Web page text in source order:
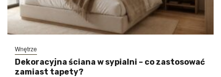
Wnętrze
Dekoracyjna ściana w sypialni – co zastosować
zamiast tapety?